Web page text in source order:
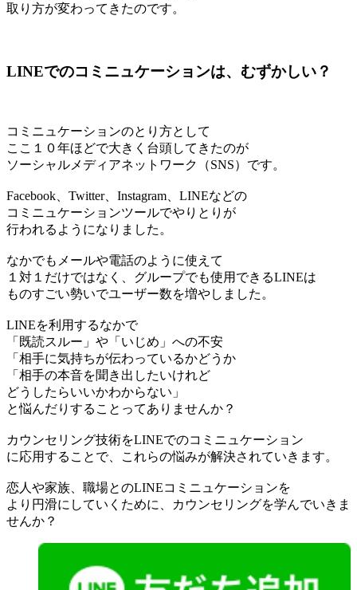
取り方が変わってきたのです。
LINEでのコミニュケーションは、むずかしい？
コミニュケーションのとり方として
ここ１０年ほどで大きく台頭してきたのが
ソーシャルメディアネットワーク（SNS）です。
Facebook、Twitter、Instagram、LINEなどの
コミニュケーションツールでやりとりが
行われるようになりました。
なかでもメールや電話のように使えて
１対１だけではなく、グループでも使用できるLINEは
ものすごい勢いでユーザー数を増やしました。
LINEを利用するなかで
「既読スルー」や「いじめ」への不安
「相手に気持ちが伝わっているかどうか
「相手の本音を聞き出したいけれど
どうしたらいいかわからない」
と悩んだりすることってありませんか？
カウンセリング技術をLINEでのコミニュケーション
に応用することで、これらの悩みが解決されていきます。
恋人や家族、職場とのLINEコミニュケーションを
より円滑にしていくために、カウンセリングを学んでいきま
せんか？